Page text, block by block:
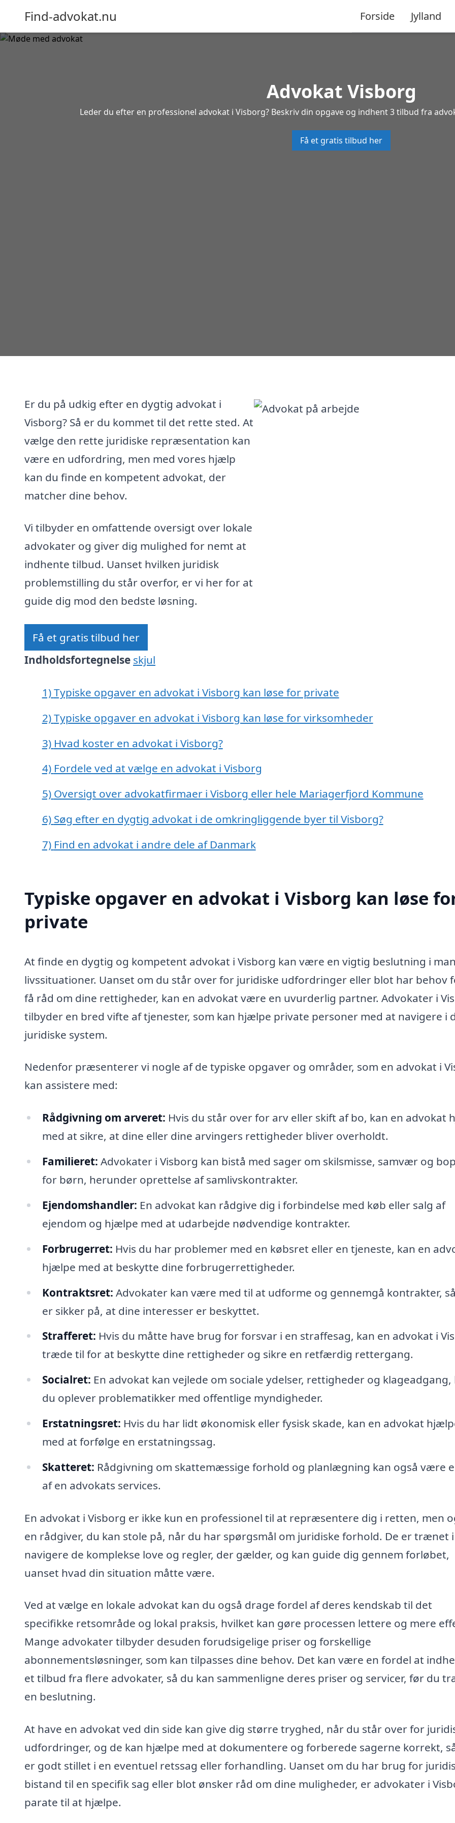
Find-advokat.nu Forside Jylland
Advokat Visborg
Leder du efter en professionel advokat i Visborg? Beskriv din opgave og indhent 3 tilbud fra
Få et gratis tilbud her
Er du på udkig efter en dygtig advokat i
Visborg? Så er du kommet til det rette sted. At
vælge den rette juridiske repræsentation kan
være en udfordring, men med vores hjælp
kan du finde en kompetent advokat, der
matcher dine behov.
Vi tilbyder en omfattende oversigt over lokale
advokater og giver dig mulighed for nemt at
indhente tilbud. Uanset hvilken juridisk
problemstilling du står overfor, er vi her for at
guide dig mod den bedste løsning.
Få et gratis tilbud her
Indholdsfortegnelse skjul
1)Typiske opgaver en advokat i Visborg kan løse for private
2)Typiske opgaver en advokat i Visborg kan løse for virksomheder
3) Hvad koster en advokat i Visborg?
4) Fordele ved at vælge en advokat i Visborg
5) Oversigt over advokatfirmaer i Visborg eller hele Mariagerfjord Kommune
6) Søg efter en dygtig advokat i de omkringliggende byer til Visborg?
7) Find en advokat i andre dele af Danmark
Typiske opgaver en advokat i Visborg kan løse
private
At finde en dygtig og kompetent advokat i Visborg kan være en vigtig beslutning i
livssituationer. Uanset om du står over for juridiske udfordringer eller blot har behov
få råd om dine rettigheder, kan en advokat være en uvurderlig partner. Advokater i
tilbyder en bred vifte af tjenester, som kan hjælpe private personer med at navigere i
juridiske system.
Nedenfor præsenterer vi nogle af de typiske opgaver og områder, som en advokat i
kan assistere med:
Rådgivning om arveret: Hvis du står over for arv eller skift af bo, kan en advokat
med at sikre, at dine eller dine arvingers rettigheder bliver overholdt.
Familieret: Advokater i Visborg kan bistå med sager om skilsmisse, samvær og
for børn, herunder oprettelse af samlivskontrakter.
Ejendomshandler: En advokat kan rådgive dig i forbindelse med køb eller salg af
ejendom og hjælpe med at udarbejde nødvendige kontrakter.
Forbrugerret: Hvis du har problemer med en købsret eller en tjeneste, kan en
hjælpe med at beskytte dine forbrugerrettigheder.
Kontraktsret: Advokater kan være med til at udforme og gennemgå kontrakter,
er sikker på, at dine interesser er beskyttet.
Strafferet: Hvis du måtte have brug for forsvar i en straffesag, kan en advokat i
træde til for at beskytte dine rettigheder og sikre en retfærdig rettergang.
Socialret: En advokat kan vejlede om sociale ydelser, rettigheder og klageadgang,
du oplever problematikker med offentlige myndigheder.
Erstatningsret: Hvis du har lidt økonomisk eller fysisk skade, kan en advokat
med at forfølge en erstatningssag.
Skatteret: Rådgivning om skattemæssige forhold og planlægning kan også være
af en advokats services.
En advokat i Visborg er ikke kun en professionel til at repræsentere dig i retten, men
en rådgiver, du kan stole på, når du har spørgsmål om juridiske forhold. De er trænet
navigere de komplekse love og regler, der gælder, og kan guide dig gennem forløbet,
uanset hvad din situation måtte være.
Ved at vælge en lokale advokat kan du også drage fordel af deres kendskab til det
specifikke retsområde og lokal praksis, hvilket kan gøre processen lettere og mere
Mange advokater tilbyder desuden forudsigelige priser og forskellige
abonnementsløsninger, som kan tilpasses dine behov. Det kan være en fordel at
et tilbud fra flere advokater, så du kan sammenligne deres priser og servicer, før du
en beslutning.
At have en advokat ved din side kan give dig større tryghed, når du står over for
udfordringer, og de kan hjælpe med at dokumentere og forberede sagerne korrekt,
er godt stillet i en eventuel retssag eller forhandling. Uanset om du har brug for
bistand til en specifik sag eller blot ønsker råd om dine muligheder, er advokater i
parate til at hjælpe.